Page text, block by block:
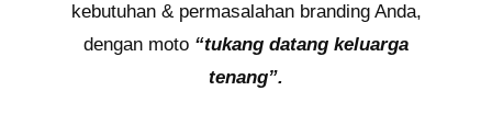
kebutuhan & permasalahan branding Anda,
dengan moto “tukang datang keluarga
tenang”.